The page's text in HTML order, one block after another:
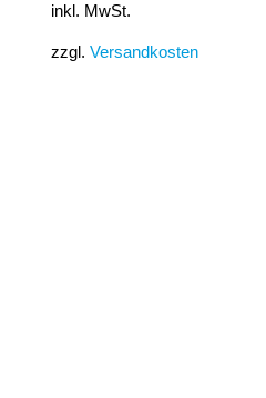
inkl. MwSt.
zzgl. Versandkosten